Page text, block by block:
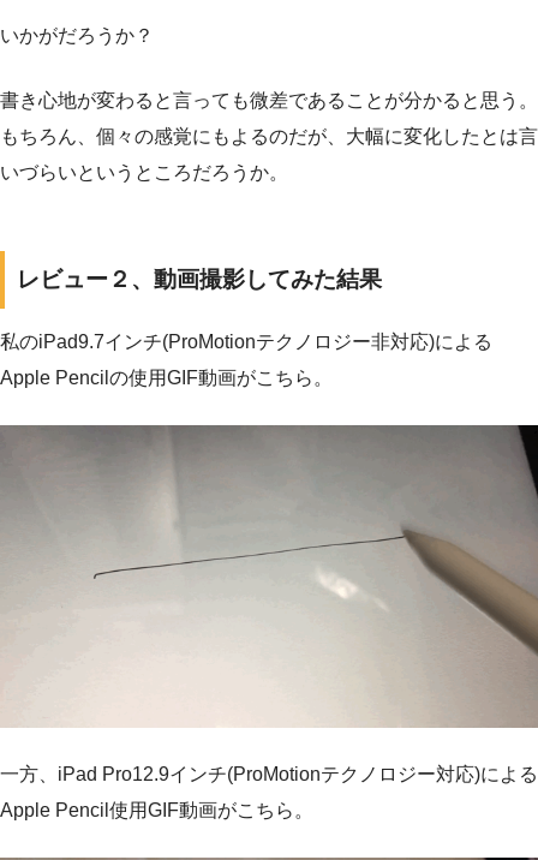
いかがだろうか？
書き心地が変わると言っても微差であることが分かると思う。
もちろん、個々の感覚にもよるのだが、大幅に変化したとは言
いづらいというところだろうか。
レビュー２、動画撮影してみた結果
私のiPad9.7インチ(ProMotionテクノロジー非対応)による
Apple Pencilの使用GIF動画がこちら。
一方、iPad Pro12.9インチ(ProMotionテクノロジー対応)による
Apple Pencil使用GIF動画がこちら。